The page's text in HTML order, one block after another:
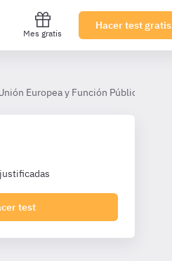
Mes gratis
Hacer test gratis
Europea y Función Pública
test